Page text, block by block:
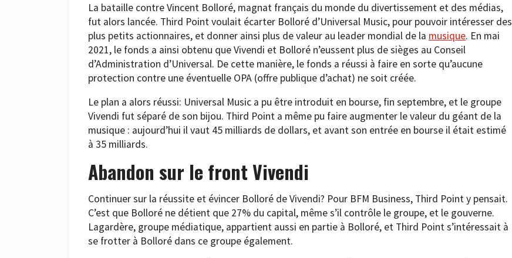
La bataille contre Vincent Bolloré, magnat français du monde du divertissement et des médias,
fut alors lancée. Third Point voulait écarter Bolloré d’Universal Music, pour pouvoir intéresser des
plus petits actionnaires, et donner ainsi plus de valeur au leader mondial de la musique. En mai
2021, le fonds a ainsi obtenu que Vivendi et Bolloré n’eussent plus de sièges au Conseil
d’Administration d’Universal. De cette manière, le fonds a réussi à faire en sorte qu’aucune
protection contre une éventuelle OPA (offre publique d’achat) ne soit créée.
Le plan a alors réussi: Universal Music a pu être introduit en bourse, fin septembre, et le groupe
Vivendi fut séparé de son bijou. Third Point a même pu faire augmenter le valeur du géant de la
musique : aujourd’hui il vaut 45 milliards de dollars, et avant son entrée en bourse il était estimé
à 35 milliards.
Abandon sur le front Vivendi
Continuer sur la réussite et évincer Bolloré de Vivendi? Pour BFM Business, Third Point y pensait.
C’est que Bolloré ne détient que 27% du capital, même s’il contrôle le groupe, et le gouverne.
Lagardère, groupe médiatique, appartient aussi en partie à Bolloré, et Third Point s’intéressait à
se frotter à Bolloré dans ce groupe également.